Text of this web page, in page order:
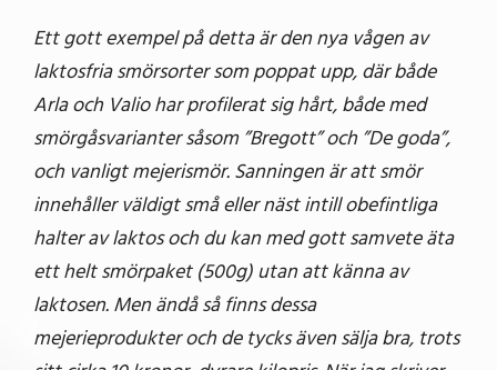
Ett gott exempel på detta är den nya vågen av
laktosfria smörsorter som poppat upp, där både
Arla och Valio har profilerat sig hårt, både med
smörgåsvarianter såsom ”Bregott” och ”De goda”,
och vanligt mejerismör. Sanningen är att smör
innehåller väldigt små eller näst intill obefintliga
halter av laktos och du kan med gott samvete äta
ett helt smörpaket (500g) utan att känna av
laktosen. Men ändå så finns dessa
mejerieprodukter och de tycks även sälja bra, trots